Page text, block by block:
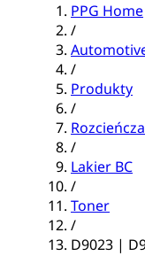
PPG Home
/
/
Produkty
/
/
Lakier BC
/
Toner
/
D9023 |